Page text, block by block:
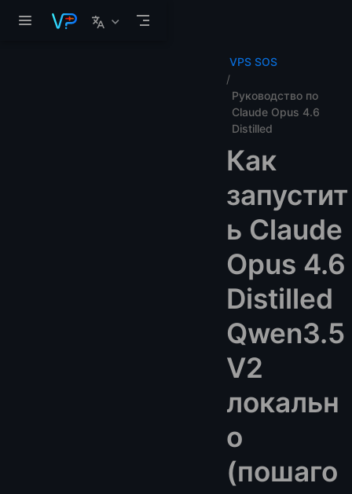
VPS SOS
Руководство по
Claude Opus 4.6
Distilled
Как
запустит
ь Claude
Opus 4.6
Distilled
Qwen3.5
V2
локальн
о
(пошаго